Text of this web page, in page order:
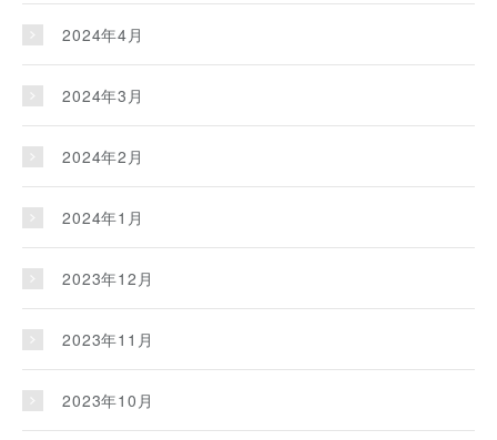
2024年4月
2024年3月
2024年2月
2024年1月
2023年12月
2023年11月
2023年10月